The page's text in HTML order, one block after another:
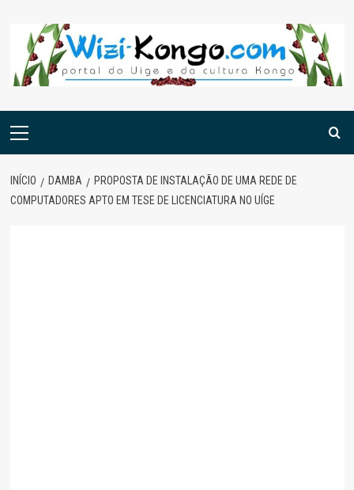
content
Menu
INÍCIO DAMBA
PROPOSTA DE INSTALAÇÃO DE UMA REDE DE
COMPUTADORES APTO EM TESE DE LICENCIATURA NO UÍGE